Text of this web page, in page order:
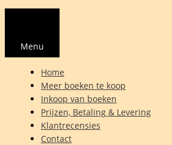
Menu
Home
Meer boeken te koop
Inkoop van boeken
Prijzen, Betaling & Levering
Klantrecensies
Contact